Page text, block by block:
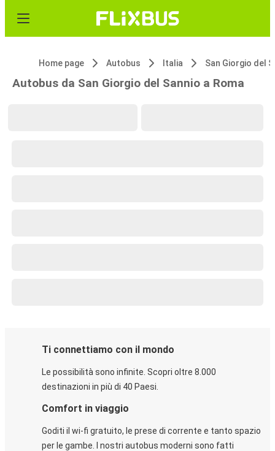
Home page Autobus Italia San Giorgio del
Autobus da San Giorgio del Sannio a Roma
Ti connettiamo con il mondo
Le possibilità sono infinite. Scopri oltre 8.000
destinazioni in più di 40 Paesi.
Comfort in viaggio
Goditi il wi-fi gratuito, le prese di corrente e tanto spazio
per le gambe. I nostri autobus moderni sono fatti